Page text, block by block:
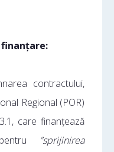
contractului,
Regional (POR)
care finanțează
”sprijinirea